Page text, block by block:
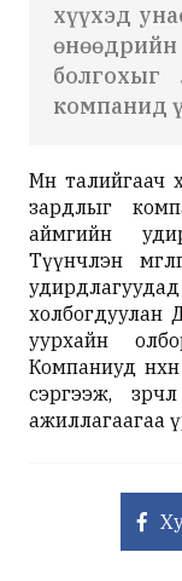
хүүхэд
компанид
Мөн талийгаач
зардлыг
аймгийн
Түүнчлэн
холбогдуулан
уурхайн
Компаниуд
сэргээж,
ажиллагаагаа